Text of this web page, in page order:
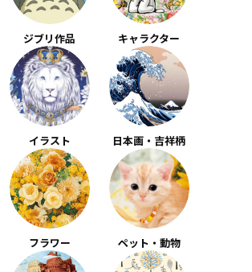
ジブリ作品 キャラクター
イラスト 日本画・吉祥柄
フラワー ペット・動物